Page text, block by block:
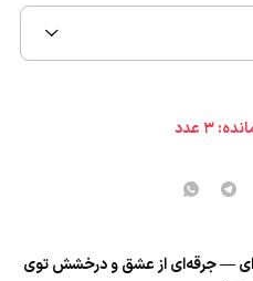
۳عدد
— جرقه‌ای از عشق و درخشش توی